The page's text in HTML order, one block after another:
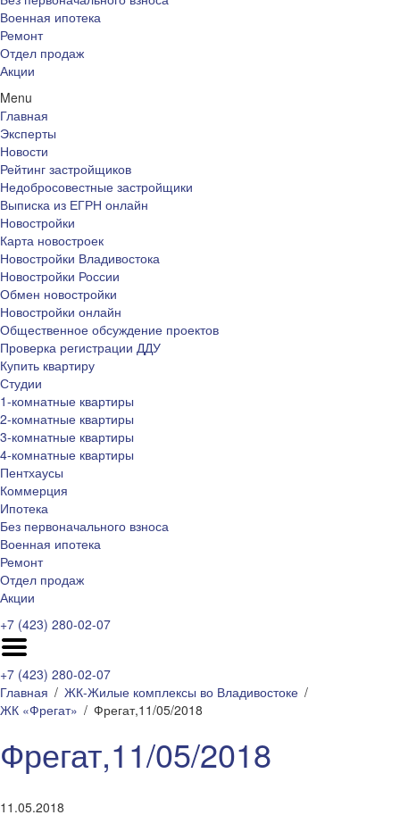
Военная ипотека
Ремонт
Отдел продаж
Акции
Menu
Главная
Эксперты
Новости
Рейтинг застройщиков
Недобросовестные застройщики
Выписка из ЕГРН онлайн
Новостройки
Карта новостроек
Новостройки Владивостока
Новостройки России
Обмен новостройки
Новостройки онлайн
Общественное обсуждение проектов
Проверка регистрации ДДУ
Купить квартиру
Студии
1-комнатные квартиры
2-комнатные квартиры
3-комнатные квартиры
4-комнатные квартиры
Пентхаусы
Коммерция
Ипотека
Без первоначального взноса
Военная ипотека
Ремонт
Отдел продаж
Акции
+7 (423) 280-02-07
+7 (423) 280-02-07
Главная
ЖК-Жилые комплексы во Владивостоке
ЖК «Фрегат»
Фрегат,11/05/2018
Фрегат,11/05/2018
11.05.2018